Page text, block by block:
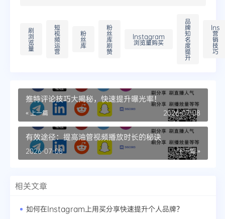
刷
浏
览
量
短
视
频
运
营
粉
丝
库
粉
丝
库
刷
赞
Instagram
浏览量购买
品
牌
知
名
度
提
升
Ins
营
销
技
巧
推特评论技巧大揭秘，快速提升曝光率！
« 上一篇 2026-07-08
有效途径：提高油管视频播放时长的秘诀
下一篇 »
2026-07-08
相关文章
如何在Instagram上用买分享快速提升个人品牌？